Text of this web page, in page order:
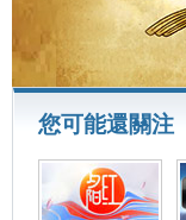
您可能還關注